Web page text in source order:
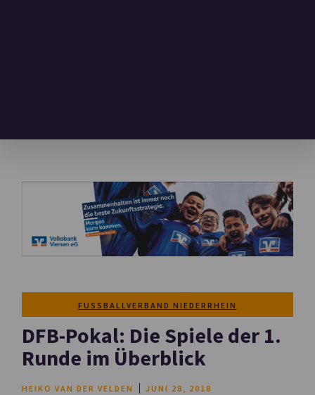
FUSSBALLVERBAND NIEDERRHEIN
DFB-Pokal: Die Spiele der 1.
Runde im Überblick
HEIKO VAN DER VELDEN JUNI 28, 2018